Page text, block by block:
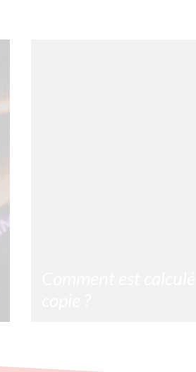
compte de multiples facteurs.